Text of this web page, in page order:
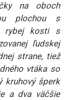
na oboch
plochou s
rybej kosti s
ľudskej
strane, tiež
vtáka so
kruhový šperk
a dva väčšie